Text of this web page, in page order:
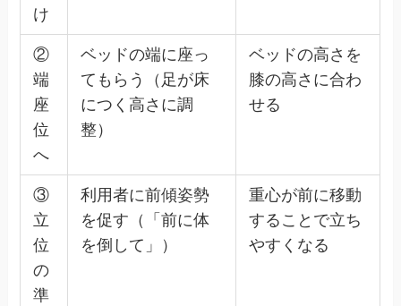
け
②
端
座
位
へ
ベッドの端に座っ
てもらう（足が床
につく高さに調
整）
ベッドの高さを
膝の高さに合わ
せる
③
立
位
の
準
利用者に前傾姿勢
を促す（「前に体
を倒して」）
重心が前に移動
することで立ち
やすくなる